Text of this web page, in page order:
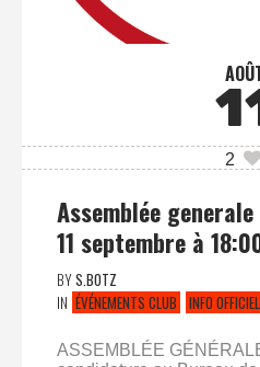
2
Assemblée
11 septembre à
BYS.BOTZ
IN ÉVÉNEMENTS CLUB INFO
ASSEMBLÉE